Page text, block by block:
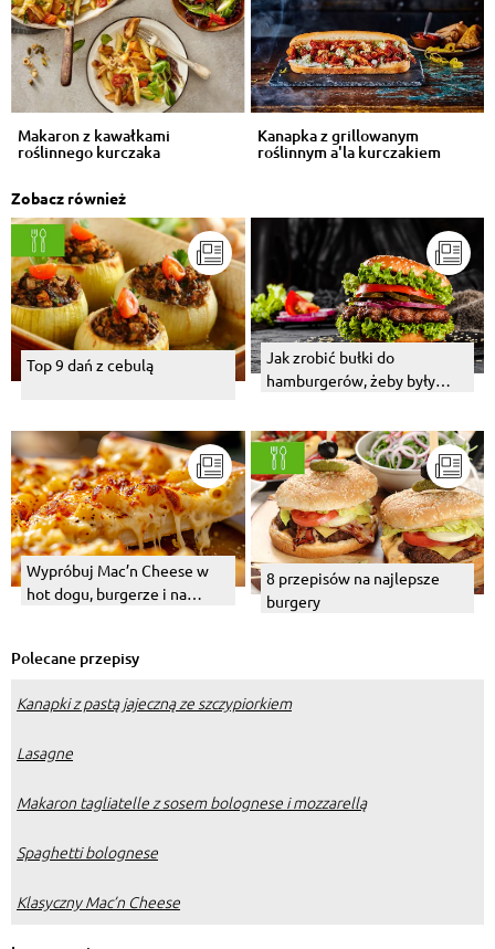
Makaron z kawałkami
roślinnego kurczaka
Kanapka z grillowanym
roślinnym a'la kurczakiem
Zobacz również
Top 9 dań z cebulą
Jak zrobić bułki do
hamburgerów, żeby były
Wypróbuj Mac’n Cheese w
hot dogu, burgerze i na
Przepisy
8 przepisów na najlepsze
burgery
Polecane przepisy
Kanapki z pastą jajeczną ze szczypiorkiem
Lasagne
Makaron tagliatelle z sosem bolognese i mozzarellą
Spaghetti bolognese
Klasyczny Mac’n Cheese